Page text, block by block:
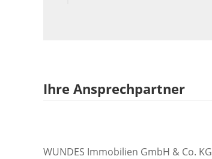
Ihre Ansprechpartner
WUNDES Immobilien GmbH & Co. KG